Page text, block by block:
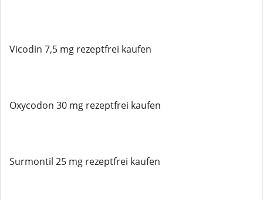
Vicodin 7,5 mg rezeptfrei kaufen
Oxycodon 30 mg rezeptfrei kaufen
Surmontil 25 mg rezeptfrei kaufen